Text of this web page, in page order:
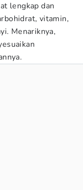
lengkap dan
vitamin,
Menariknya,